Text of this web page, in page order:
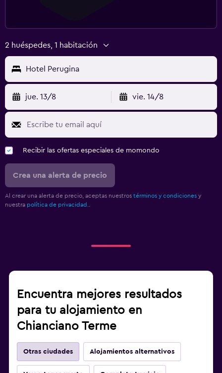
2 huéspedes, 1 habitación
Hotel Perugina
jue. 13/8 vie. 14/8
Recibir las ofertas especiales de momondo
Crea una alerta de precio
Al crear una alerta de precio, aceptas nuestros términos y condiciones y
nuestra política de privacidad.
Encuentra mejores resultados
para tu alojamiento en
Chianciano Terme
Otras ciudades Alojamientos alternativos